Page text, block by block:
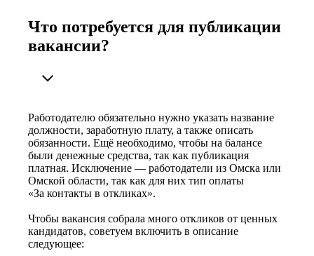
Что потребуется для публикации
вакансии?
Работодателю обязательно нужно указать название
должности, заработную плату, а также описать
обязанности. Ещё необходимо, чтобы на балансе
были денежные средства, так как публикация
платная. Исключение — работодатели из Омска или
Омской области, так как для них тип оплаты
«За контакты в откликах».
Чтобы вакансия собрала много откликов от ценных
кандидатов, советуем включить в описание
следующее: